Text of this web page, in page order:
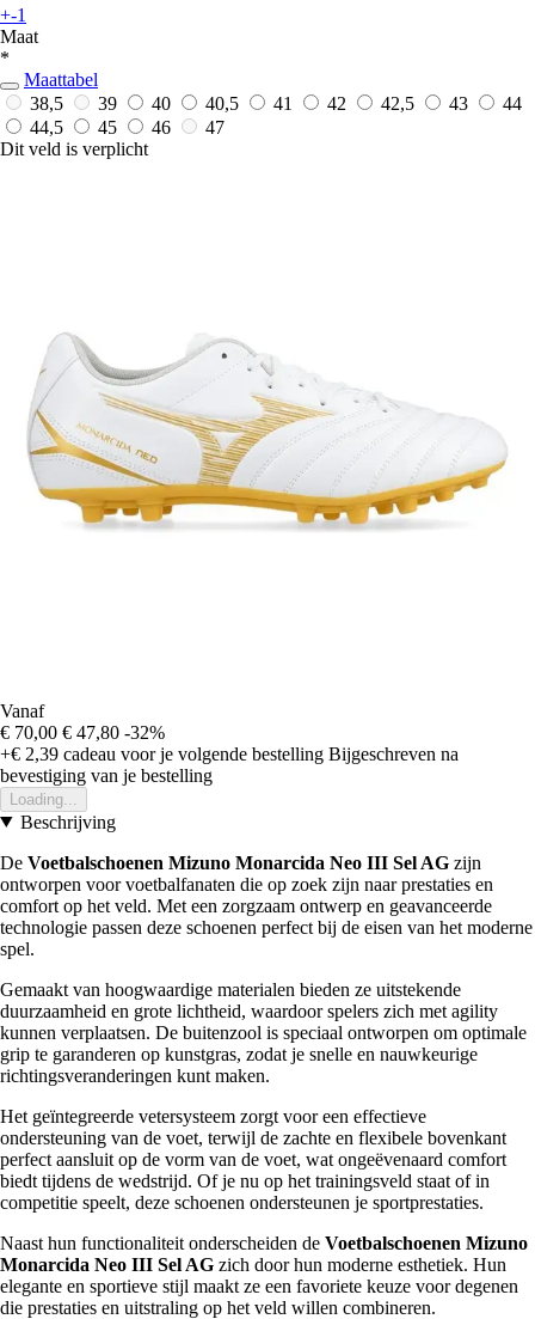
+-1
Maat
*
Maattabel
38,5
39 40 40,5 41 42 42,5 43
44
44,5
45 46
47
Dit veld is verplicht
Vanaf
€ 70,00 € 47,80 -32%
+€ 2,39 cadeau voor je volgende bestelling Bijgeschreven na
bevestiging van je bestelling
Loading...
Beschrijving
De Voetbalschoenen Mizuno Monarcida Neo III Sel AG zijn
ontworpen voor voetbalfanaten die op zoek zijn naar prestaties en
comfort op het veld. Met een zorgzaam ontwerp en geavanceerde
technologie passen deze schoenen perfect bij de eisen van het moderne
spel.
Gemaakt van hoogwaardige materialen bieden ze uitstekende
duurzaamheid en grote lichtheid, waardoor spelers zich met agility
kunnen verplaatsen. De buitenzool is speciaal ontworpen om optimale
grip te garanderen op kunstgras, zodat je snelle en nauwkeurige
richtingsveranderingen kunt maken.
Het geïntegreerde vetersysteem zorgt voor een effectieve
ondersteuning van de voet, terwijl de zachte en flexibele bovenkant
perfect aansluit op de vorm van de voet, wat ongeëvenaard comfort
biedt tijdens de wedstrijd. Of je nu op het trainingsveld staat of in
competitie speelt, deze schoenen ondersteunen je sportprestaties.
Naast hun functionaliteit onderscheiden de Voetbalschoenen Mizuno
Monarcida Neo III Sel AG zich door hun moderne esthetiek. Hun
elegante en sportieve stijl maakt ze een favoriete keuze voor degenen
die prestaties en uitstraling op het veld willen combineren.